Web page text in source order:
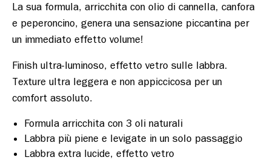
La sua formula, arricchita con olio di cannella, canfora
e peperoncino, genera una sensazione piccantina per
Finish ultra-luminoso, effetto vetro sulle labbra.
Texture ultra leggera e non appiccicosa per un
Formula arricchita con 3 oli naturali
Labbra più piene e levigate in un solo passaggio
Labbra extra lucide, effetto vetro